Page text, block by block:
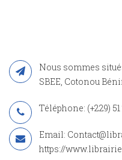
Nous sommes
SBEE, Cotonou
Téléphone: (+229) 51
Email:
https://